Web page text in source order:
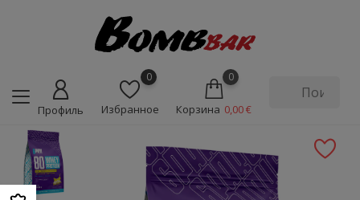
Профиль
0
Избранное
0
Корзина 0,00 €